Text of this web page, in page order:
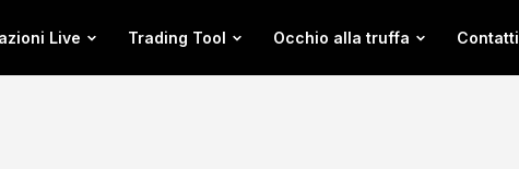
Live Trading Tool Occhio alla truffa Contatti